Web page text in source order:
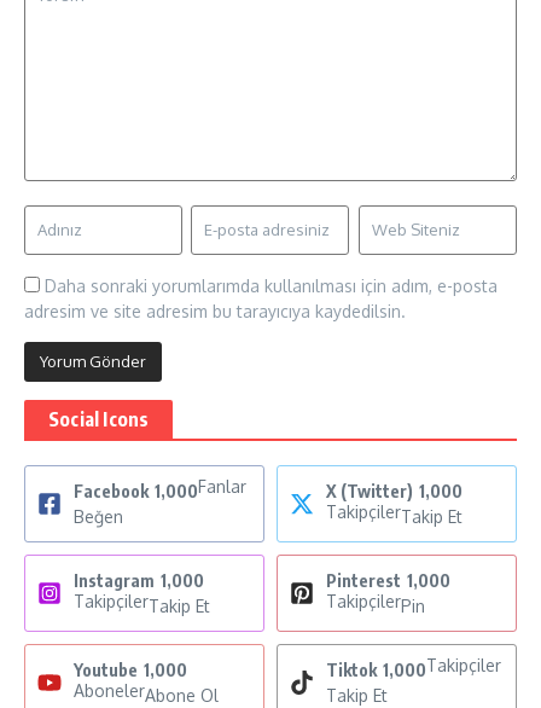
Daha sonraki yorumlarımda kullanılması için adım, e-posta
adresim ve site adresim bu tarayıcıya kaydedilsin.
Social Icons
Facebook 1,000Fanlar
Beğen
X (Twitter) 1,000
TakipçilerTakip Et
Instagram 1,000
TakipçilerTakip Et
Pinterest 1,000
TakipçilerPin
Youtube 1,000
AbonelerAbone Ol
Tiktok 1,000Takipçiler
Takip Et